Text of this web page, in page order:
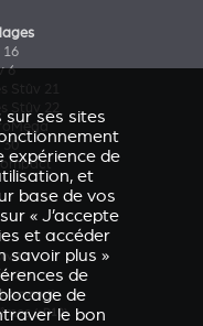
16
6
Stûv 22
30
22)
21)
compact)
(sP10)
sur ses sites
expérience de
et
base de vos
« J’accepte
et accéder
savoir plus »
de
de
le bon